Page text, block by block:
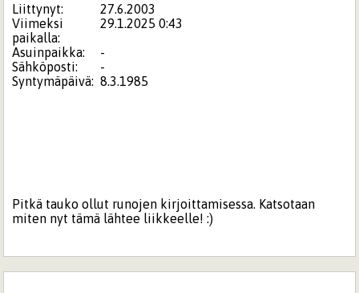
Liittynyt:
27.6.2003
Viimeksi
paikalla:
29.1.2025 0:43
Asuinpaikka:
-
Sähköposti:
-
Syntymäpäivä: 8.3.1985
Pitkä tauko ollut runojen kirjoittamisessa. Katsotaan
miten nyt tämä lähtee liikkeelle! :)